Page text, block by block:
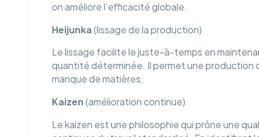
on améliore l’efficacité globale.
Heijunka (lissage de la production)
Le lissage facilite le juste-à-temps en
quantité déterminée. Il permet une production
manque de matières.
Kaizen (amélioration continue)
Le kaizen est une philosophie qui prône une